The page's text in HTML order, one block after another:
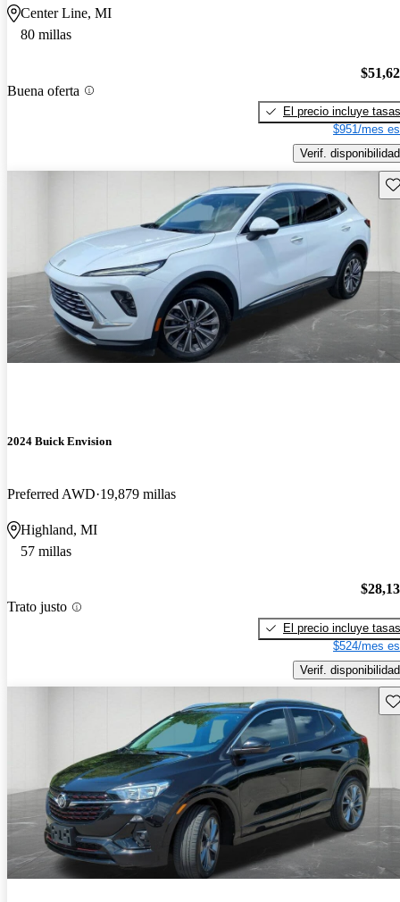
Center Line, MI
80 millas
Buena oferta
El precio incluye tasas
$951/mes
Verif. disponibilidad
2024 Buick Envision
Preferred AWD 19,879 millas
Highland, MI
57 millas
Trato justo
El precio incluye tasas
$524/mes
Verif. disponibilidad